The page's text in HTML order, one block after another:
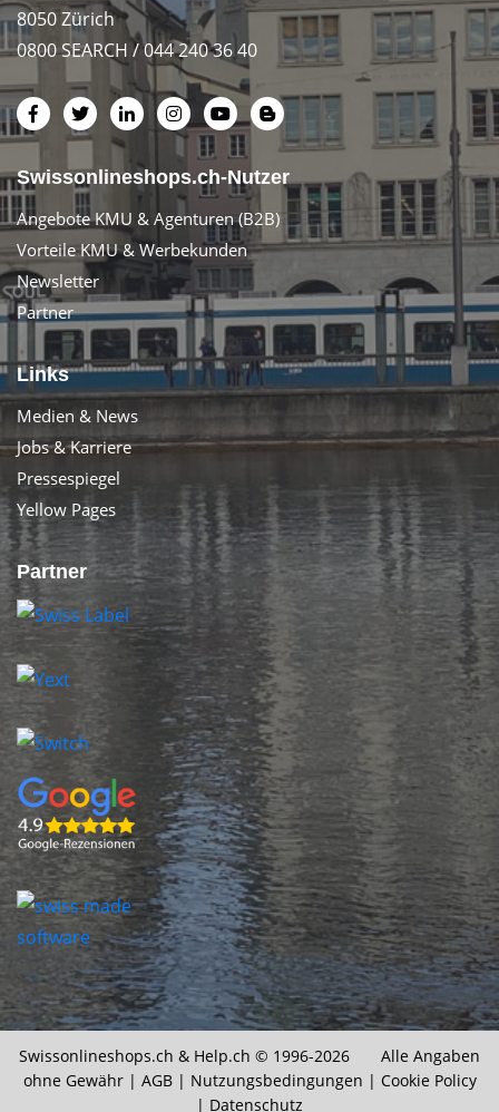
8050 Zürich
0800 SEARCH / 044 240 36 40
Swissonlineshops.ch-Nutzer
Angebote KMU & Agenturen (B2B)
Vorteile KMU & Werbekunden
Newsletter
Partner
Links
Medien & News
Jobs & Karriere
Pressespiegel
Yellow Pages
Partner
Swissonlineshops.ch & Help.ch © 1996-2026 Alle Angaben
ohne Gewähr | AGB| Nutzungsbedingungen | Cookie Policy
| Datenschutz